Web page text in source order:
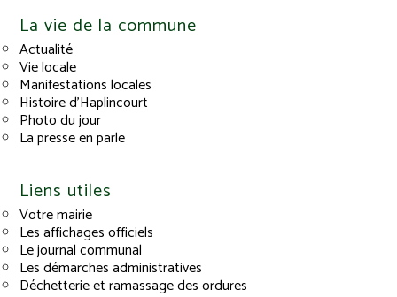
La vie de la commune
Actualité
Vie locale
Manifestations locales
Histoire d’Haplincourt
Photo du jour
La presse en parle
Liens utiles
Votre mairie
Les affichages officiels
Le journal communal
Les démarches administratives
Déchetterie et ramassage des ordures